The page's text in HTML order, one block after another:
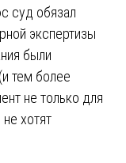
суд обязал
экспертизы
были
тем более
не только для
хотят